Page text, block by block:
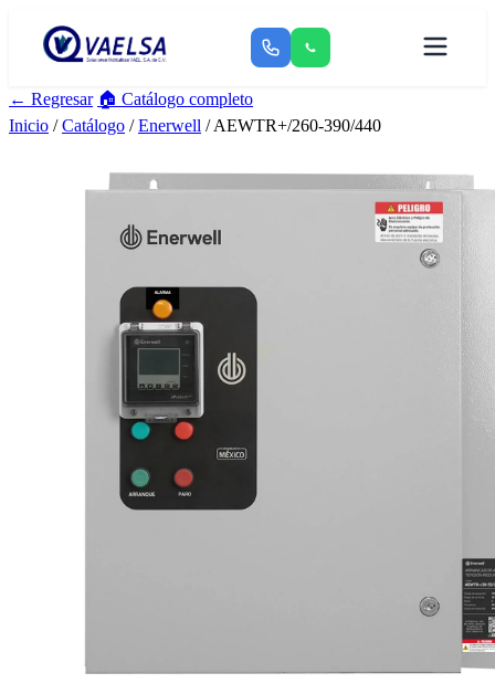
← Regresar 🏠 Catálogo completo
Inicio /Catálogo /Enerwell / AEWTR+/260-390/440